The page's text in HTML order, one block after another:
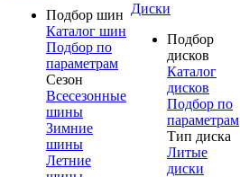
Подбор шин
Каталог шин
Подбор по
параметрам
Сезон
Всесезонные
шины
Зимние
шины
Летние
Диски
Подбор
дисков
Каталог
дисков
Подбор по
параметрам
Тип диска
Литые
диски